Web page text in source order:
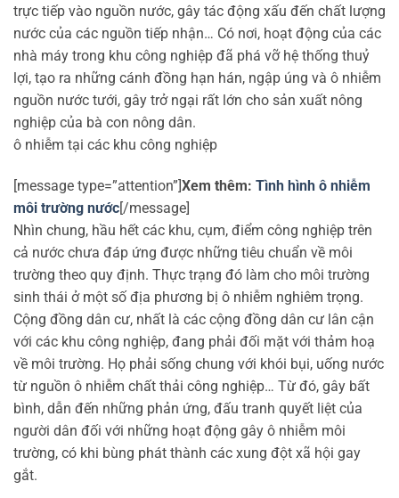
trực tiếp vào nguồn nước, gây tác động xấu đến chất lượng
nước của các nguồn tiếp nhận… Có nơi, hoạt động của các
nhà máy trong khu công nghiệp đã phá vỡ hệ thống thuỷ
lợi, tạo ra những cánh đồng hạn hán, ngập úng và ô nhiễm
nguồn nước tưới, gây trở ngại rất lớn cho sản xuất nông
nghiệp của bà con nông dân.
ô nhiễm tại các khu công nghiệp
[message type=”attention”]Xem thêm: Tình hình ô nhiễm
môi trường nước[/message]
Nhìn chung, hầu hết các khu, cụm, điểm công nghiệp trên
cả nước chưa đáp ứng được những tiêu chuẩn về môi
trường theo quy định. Thực trạng đó làm cho môi trường
sinh thái ở một số địa phương bị ô nhiễm nghiêm trọng.
Cộng đồng dân cư, nhất là các cộng đồng dân cư lân cận
với các khu công nghiệp, đang phải đối mặt với thảm hoạ
về môi trường. Họ phải sống chung với khói bụi, uống nước
từ nguồn ô nhiễm chất thải công nghiệp… Từ đó, gây bất
bình, dẫn đến những phản ứng, đấu tranh quyết liệt của
người dân đối với những hoạt động gây ô nhiễm môi
trường, có khi bùng phát thành các xung đột xã hội gay
gắt.